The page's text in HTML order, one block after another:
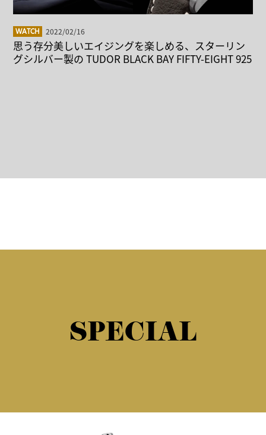
WATCH 2022/02/16
思う存分美しいエイジングを楽しめる、スターリン
グシルバー製の TUDOR BLACK BAY FIFTY-EIGHT 925
SPECIAL